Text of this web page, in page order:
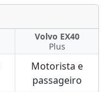
Volvo EX40
Plus
Motorista e
passageiro